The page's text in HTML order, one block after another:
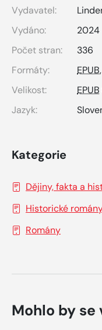
Vydavatel:
Vydáno:
2024
Počet stran:
336
Formáty:
EPUB,
Velikost:
EPUB
Jazyk:
Kategorie
Dějiny, fakta a
Historické
Romány
Mohlo by